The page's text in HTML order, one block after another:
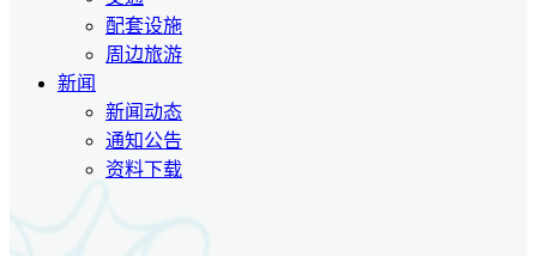
配套设施
周边旅游
新闻
新闻动态
通知公告
资料下载